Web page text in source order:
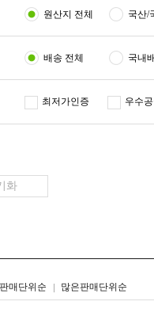
원산지 전체 국산/
배송 전체 국내
최저가인증 우수
매단위순 많은판매단위순